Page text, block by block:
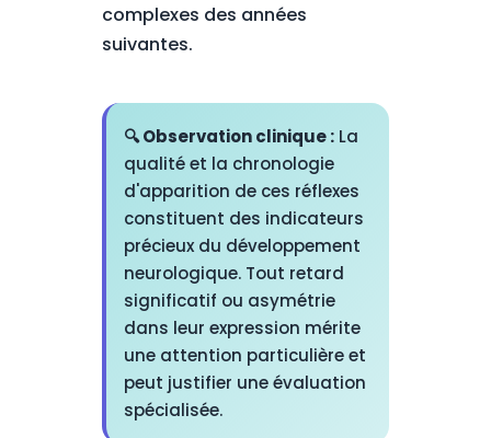
complexes des années
suivantes.
🔍 Observation clinique :La
qualité et la chronologie
d'apparition de ces réflexes
constituent des indicateurs
précieux du développement
neurologique. Tout retard
significatif ou asymétrie
dans leur expression mérite
une attention particulière et
peut justifier une évaluation
spécialisée.